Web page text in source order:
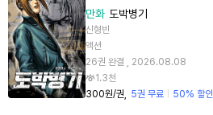
만화 도박병기
신형빈
액션
26권 완결 , 2026.08.08
1.3천
300원/권
5권 무료 50% 할인